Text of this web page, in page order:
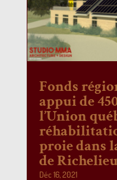
Fonds
appui de
l’Union
proie dans
de Richelieu
Déc 16, 2021